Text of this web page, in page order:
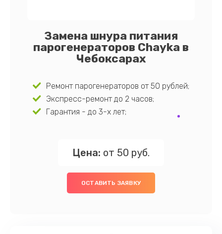
Замена шнура питания
парогенераторов Chayka в
Чебоксарах
Ремонт парогенераторов от 50 рублей;
Экспресс-ремонт до 2 часов;
Гарантия - до 3-х лет;
Цена: от 50 руб.
ОСТАВИТЬ ЗАЯВКУ